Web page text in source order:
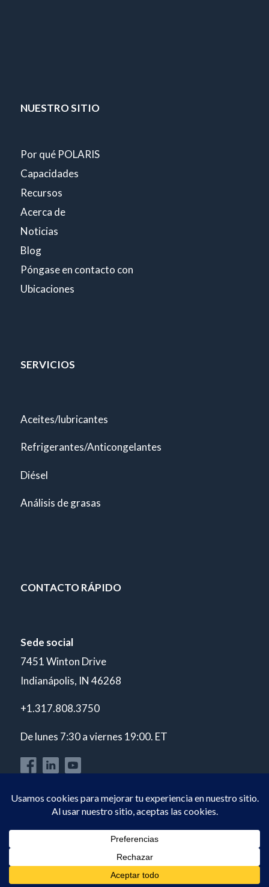
NUESTRO SITIO
Por qué POLARIS
Capacidades
Recursos
Acerca de
Noticias
Blog
Póngase en contacto con
Ubicaciones
SERVICIOS
Aceites/lubricantes
Refrigerantes/Anticongelantes
Diésel
Análisis de grasas
CONTACTO RÁPIDO
Sede social
7451 Winton Drive
Indianápolis, IN 46268
+1.317.808.3750
De lunes 7:30 a viernes 19:00. ET
© Copyright 2026 POLARIS Laboratories®. Todos los derechos
Acreditación ISO 17025 A2LA